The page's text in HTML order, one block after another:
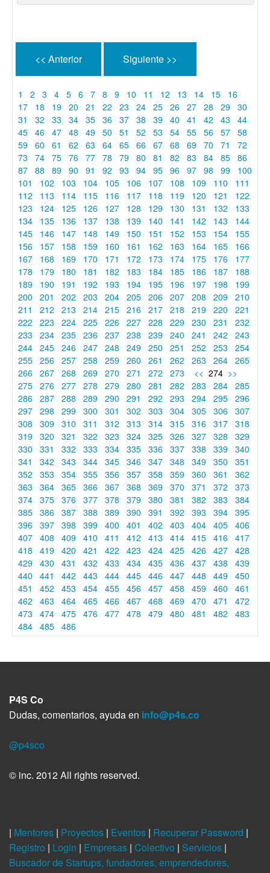
<< Anterior Siguiente >>
1 2 3 4 5 6 7 8 9 10 11 12 13 14 15
16
17
18 19 20 21 22 23 24 25 26 27 28 29 30
31
32 33 34 35 36 37 38 39 40 41 42 43
44
45 46 47 48 49 50 51 52 53 54 55 56 57 58
59 60 61 62 63 64 65 66 67 68 69 70 71
72
73
74 75 76 77 78 79 80 81 82 83 84 85 86
87 88 89 90 91 92 93 94 95 96 97 98 99
100
101
102 103 104 105 106 107 108 109 110
111
112
113 114 115 116 117 118 119 120 121
122
123
124 125 126 127 128 129 130 131 132
133
134
135 136 137 138 139 140 141 142 143
144
145
146 147 148 149 150 151 152 153 154
155
156
157 158 159 160 161 162 163 164 165
166
167
168 169 170 171 172 173 174 175 176
177
178
179 180 181 182 183 184 185 186 187
188
189
190 191 192 193 194 195 196 197 198
199
200
201 202 203 204 205 206 207 208 209 210
211
212 213 214 215 216 217 218 219 220
221
222
223 224 225 226 227 228 229 230 231
232
233
234 235 236 237 238 239 240 241 242
243
244 245 246 247 248 249 250 251 252 253
254
255 256 257 258 259 260 261 262 263 264 265
266 267 268 269 270 271 272 273 << 274 >>
275 276 277 278 279 280 281 282 283 284 285
286 287 288 289 290 291 292 293 294 295 296
297 298 299 300 301 302 303 304 305 306 307
308
309 310 311 312 313 314 315 316 317 318
319 320 321 322 323 324 325 326 327 328
329
330
331 332 333 334 335 336 337 338 339 340
341
342 343 344 345 346 347 348 349 350
351
352
353 354 355 356 357 358 359 360 361
362
363
364 365 366 367 368 369 370 371 372
373
374 375 376 377 378 379 380 381 382 383
384
385 386 387 388 389 390 391 392 393 394 395
396 397 398 399 400 401 402 403 404 405 406
407 408 409 410 411 412 413 414 415 416 417
418
419 420 421 422 423 424 425 426 427 428
429 430 431 432 433 434 435 436 437 438
439
440
441 442 443 444 445 446 447 448 449 450
451
452 453 454 455 456 457 458 459 460
461
462
463 464 465 466 467 468 469 470 471
472
473
474 475 476 477 478 479 480 481 482
483
484 485 486
P4S Co
Dudas, comentarios, ayuda en info@p4s.co
@p4sco
© inc. 2012 All rights reserved.
| Mentores | Proyectos | Eventos | Recuperar Password |
Registro | Login | Empresas | Colectivo | Servicios |
Buscador de Startups, fundadores, emprendedores,